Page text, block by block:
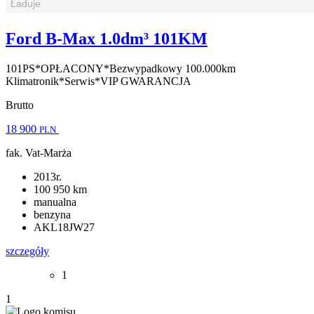
Ford B-Max 1.0dm³ 101KM
101PS*OPŁACONY*Bezwypadkowy 100.000km
Klimatronik*Serwis*VIP GWARANCJA
Brutto
18 900 PLN
fak. Vat-Marża
2013r.
100 950 km
manualna
benzyna
AKL18JW27
szczegóły
1
1